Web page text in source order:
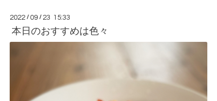
2022 /09 / 23 15:33
本日のおすすめは色々